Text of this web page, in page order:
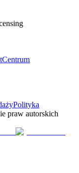
Centrum
Polityka
praw autorskich